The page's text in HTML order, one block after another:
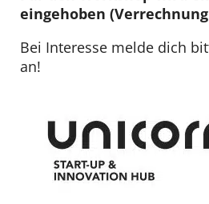
eingehoben
Bei Interesse melde dich
an!